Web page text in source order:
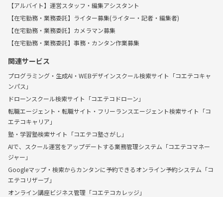
【アルバイト】運営スタッフ・編集アシスタント
【在宅勤務・業務委託】ライター募集(ライター・記者・編集者)
【在宅勤務・業務委託】カメラマン募集
【在宅勤務・業務委託】事務・カンタン作業募集
関連サービス
プログラミング・生成AI・WEBデザインスクール検索サイト「コエテコキャ
ンパス」
ドローンスクール検索サイト「コエテコドローン」
転職エージェント・転職サイト・フリーランスエージェント検索サイト「コ
エテコキャリア」
塾・学習塾検索サイト「コエテコ塾さがし」
AIで、スクール運営をアップデートする業務管理システム「コエテコマネー
ジャー」
Googleマップ・検索からカンタンに予約できるオンライン予約システム「コ
エテコリザーブ」
オンライン講座ビジネス管理「コエテコカレッジ」